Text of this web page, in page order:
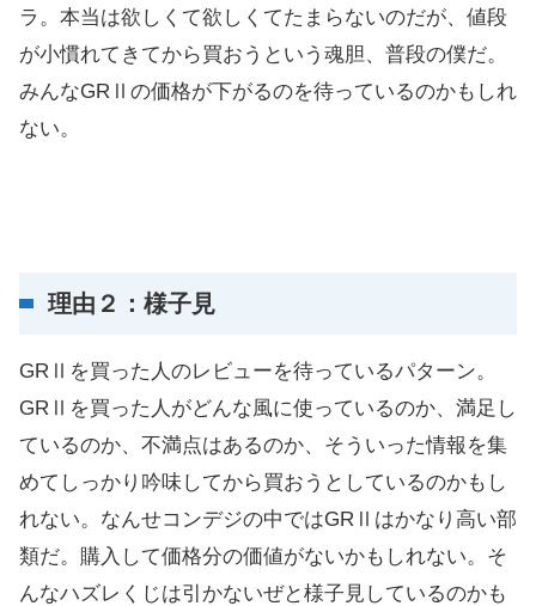
ラ。本当は欲しくて欲しくてたまらないのだが、値段
が小慣れてきてから買おうという魂胆、普段の僕だ。
みんなGRⅡの価格が下がるのを待っているのかもしれ
ない。
理由２：様子見
GRⅡを買った人のレビューを待っているパターン。
GRⅡを買った人がどんな風に使っているのか、満足し
ているのか、不満点はあるのか、そういった情報を集
めてしっかり吟味してから買おうとしているのかもし
れない。なんせコンデジの中ではGRⅡはかなり高い部
類だ。購入して価格分の価値がないかもしれない。そ
んなハズレくじは引かないぜと様子見しているのかも